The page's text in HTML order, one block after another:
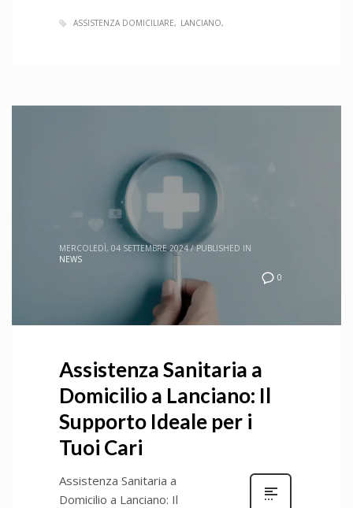
ASSISTENZA DOMICILIARE LANCIANO
0
MERCOLEDÌ, 04 SETTEMBRE 2024 / PUBLISHED IN
NEWS
Assistenza Sanitaria a
Domicilio a Lanciano: Il
Supporto Ideale per i
Tuoi Cari
Assistenza Sanitaria a
Domicilio a Lanciano: Il